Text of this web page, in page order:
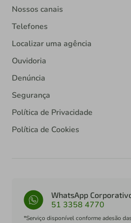
Nossos canais
Telefones
Localizar uma agência
Ouvidoria
Denúncia
Segurança
Política de Privacidade
Política de Cookies
WhatsApp
51 3358 4770
*Serviço disponível conforme adesão